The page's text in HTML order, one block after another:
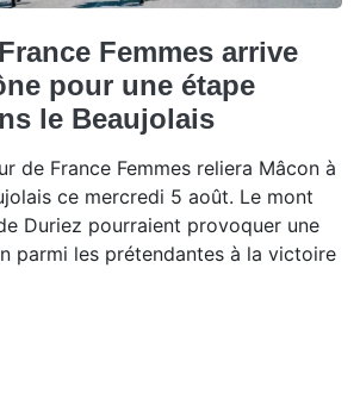
Femmes arrive
pour une étape
le Beaujolais
de France Femmes reliera Mâcon à
ce mercredi 5 août. Le mont
Duriez pourraient provoquer une
parmi les prétendantes à la victoire